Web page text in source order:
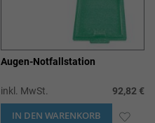
Augen-Notfallstation
inkl. MwSt. 92,82 €
IN DEN WARENKORB ZUR